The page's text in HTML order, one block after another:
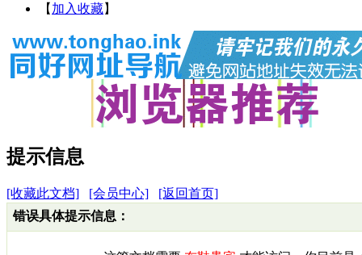
【 加入收藏】
提示信息
[收藏此文档] [会员中心]
[返回首页]
错误具体提示信息：